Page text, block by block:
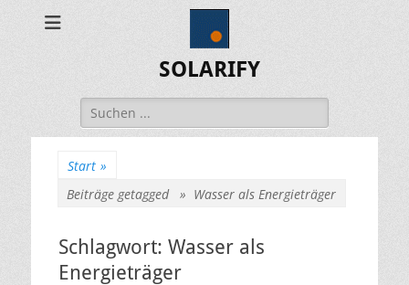
SOLARIFY
Suchen
nach:
Start »
Beiträge getagged » Wasser als Energieträger
Schlagwort: Wasser als
Energieträger